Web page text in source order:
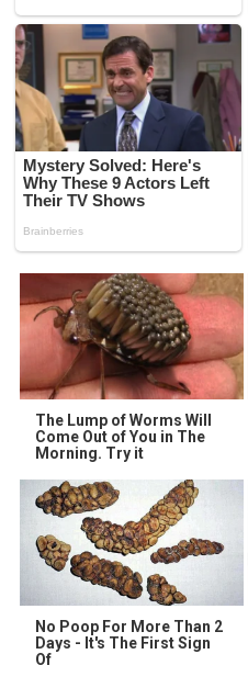
The Lump of Worms Will
Come Out of You in The
Morning. Try it
No Poop For More Than 2
Days - It's The First Sign
Of